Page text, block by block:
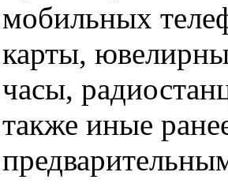
мобильных
карты,
часы,
также иные